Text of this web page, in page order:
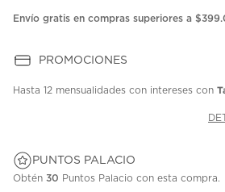
en
Envío gratis en compras superiores a
PROMOCIONES
Hasta 12 mensualidades con intereses con
PUNTOS PALACIO
Obtén 30 Puntos Palacio con esta compra.